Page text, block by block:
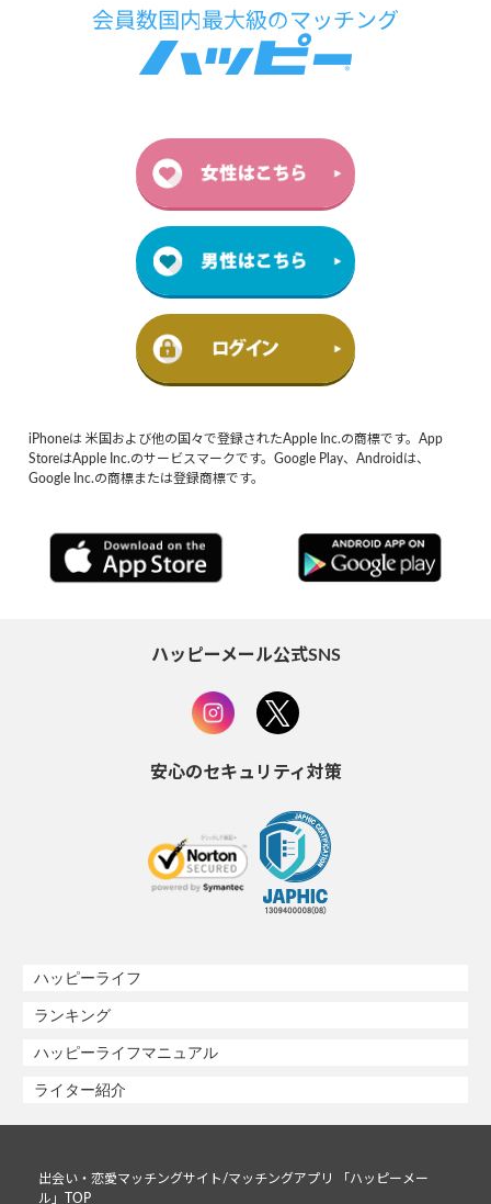
iPhoneは 米国および他の国々で登録されたApple Inc.の商標です。App
StoreはApple Inc.のサービスマークです。Google Play、Androidは、
Google Inc.の商標または登録商標です。
ハッピーメール公式SNS
安心のセキュリティ対策
ハッピーライフ
ランキング
ハッピーライフマニュアル
ライター紹介
出会い・恋愛マッチングサイト/マッチングアプリ 「ハッピーメー
ル」TOP